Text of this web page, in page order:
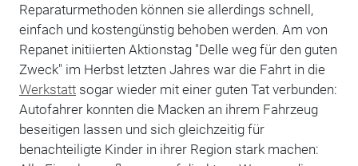
Reparaturmethoden können sie allerdings schnell,
einfach und kostengünstig behoben werden. Am von
Repanet initiierten Aktionstag "Delle weg für den guten
Zweck" im Herbst letzten Jahres war die Fahrt in die
Werkstattsogar wieder mit einer guten Tat verbunden:
Autofahrer konnten die Macken an ihrem Fahrzeug
beseitigen lassen und sich gleichzeitig für
benachteiligte Kinder in ihrer Region stark machen: